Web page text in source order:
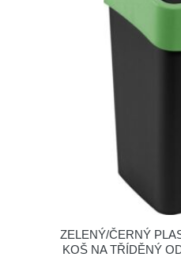
ZELENÝ/ČERNÝ
KOŠ NA TŘÍDĚNÝ